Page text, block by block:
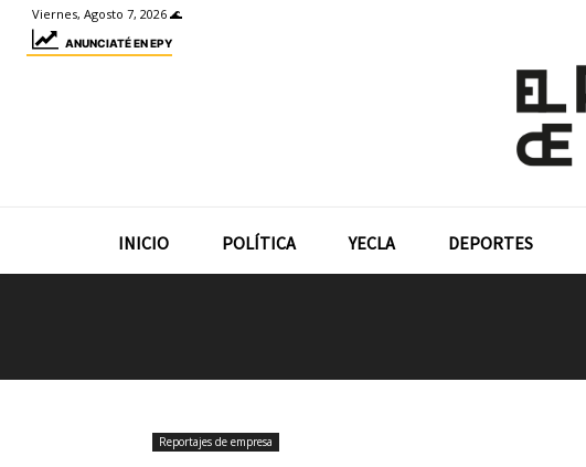
Viernes, Agosto 7, 2026 🌊
ANUNCIATÉ EN EPY
INICIO POLÍTICA YECLA DEPORTES
Reportajes de empresa